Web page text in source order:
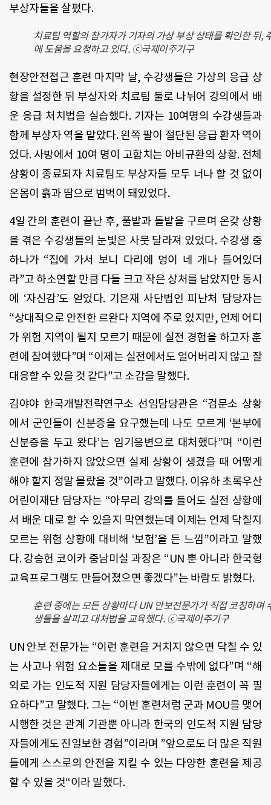
부상자들을 살폈다.
치료팀 역할의 참가자가 기자의 가상 부상 상태를 확인한 뒤,
에 도움을 요청하고 있다. ⓒ국제이주기구
현장안전접근 훈련 마지막 날, 수강생들은 가상의 응급 상
황을 설정한 뒤 부상자와 치료팀 둘로 나뉘어 강의에서 배
운 응급 처치법을 실습했다. 기자는 10여명의 수강생들과
함께 부상자 역을 맡았다. 왼쪽 팔이 절단된 응급 환자 역이
었다. 사방에서 10여 명이 고함치는 아비규환의 상황. 전체
상황이 종료되자 치료팀도 부상자들 모두 너나 할 것 없이
온몸이 흙과 땀으로 범벅이 돼있었다.
4일 간의 훈련이 끝난 후, 풀밭과 돌밭을 구르며 온갖 상황
을 겪은 수강생들의 눈빛은 사뭇 달라져 있었다. 수강생 중
하나가 “집에 가서 보니 다리에 멍이 네 개나 들어있더
라”고 하소연할 만큼 다들 크고 작은 상처를 남았지만 동시
에 ‘자신감’도 얻었다. 기은재 사단법인 피난처 담당자는
“상대적으로 안전한 르완다 지역에 주로 있지만, 언제 어디
가 위험 지역이 될지 모르기 때문에 실전 경험을 하고자 훈
련에 참여했다”며 “이제는 실전에서도 얼어버리지 않고 잘
대응할 수 있을 것 같다”고 소감을 말했다.
김야야 한국개발전략연구소 선임담당관은 “검문소 상황
에서 군인들이 신분증을 요구했는데 나도 모르게 ‘본부에
신분증을 두고 왔다’는 임기응변으로 대처했다”며 “이런
훈련에 참가하지 않았으면 실제 상황이 생겼을 때 어떻게
해야 할지 정말 몰랐을 것”이라고 말했다. 이유하 초록우산
어린이재단 담당자는 “아무리 강의를 들어도 실전 상황에
서 배운 대로 할 수 있을지 막연했는데 이제는 언제 닥칠지
모르는 위험 상황에 대비해 ‘보험’을 든 느낌”이라고 말했
다. 강승헌 코이카 중남미실 과장은 “UN 뿐 아니라 한국형
교육프로그램도 만들어졌으면 좋겠다”는 바람도 밝혔다.
훈련 중에는 모든 상황마다 UN 안보전문가가 직접 코칭하며
생들을 살피고 대처법을 교육했다. ⓒ국제이주기구
UN 안보 전문가는 “이런 훈련을 거치지 않으면 닥칠 수 있
는 사고나 위험 요소들을 제대로 모를 수밖에 없다”며 “해
외로 가는 인도적 지원 담당자들에게는 이런 훈련이 꼭 필
요하다”고 말했다. 그는 “이번 훈련처럼 군과 MOU를 맺어
시행한 것은 관계 기관뿐 아니라 한국의 인도적 지원 담당
자들에게도 진일보한 경험”이라며 ”앞으로도 더 많은 직원
들에게 스스로의 안전을 지킬 수 있는 다양한 훈련을 제공
할 수 있을 것“이라 말했다.